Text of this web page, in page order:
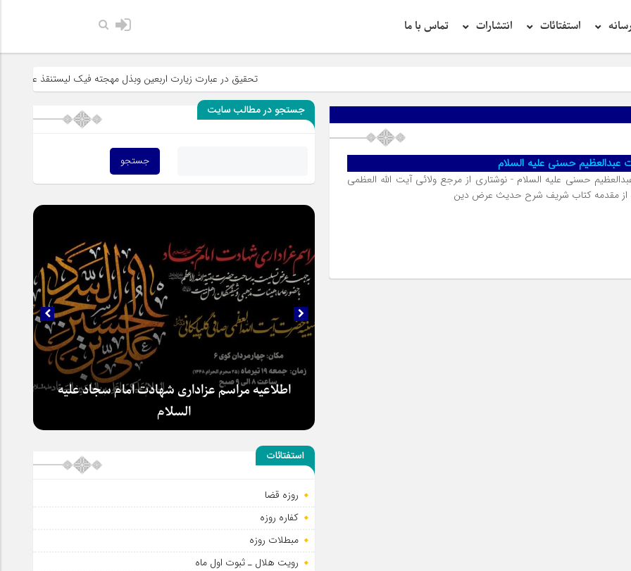
استفتائات انتشارات تماس با ما
تحقیق در عبارت زیارت اربعین وبذل مهجته فیک لیستنقذ عبادک من الجهاله
حسنی علیه السلام
حسنی علیه السلام - نوشتاری از مرجع ولائی آیت الله العظمی
از مقدمه کتاب شریف شرح حدیث عرض دین
جستجو در مطالب سایت
اطلاعیه مراسم عزاداری شهادت امام سجاد علیه
السلام
استفتائات
روزه قضا
کفاره روزه
مبطلات روزه
رویت هلال ـ ثبوت اول ماه